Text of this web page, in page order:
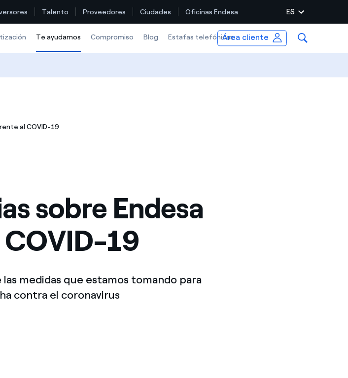
Talento Proveedores Ciudades Oficinas Endesa ES
Te ayudamos Selected item
Compromiso Blog Estafas telefónicasÁrea cliente
para cambiar de compañía?
de propietarios?
al COVID-19
sobre Endesa
19
medidas que estamos tomando para
contra el coronavirus